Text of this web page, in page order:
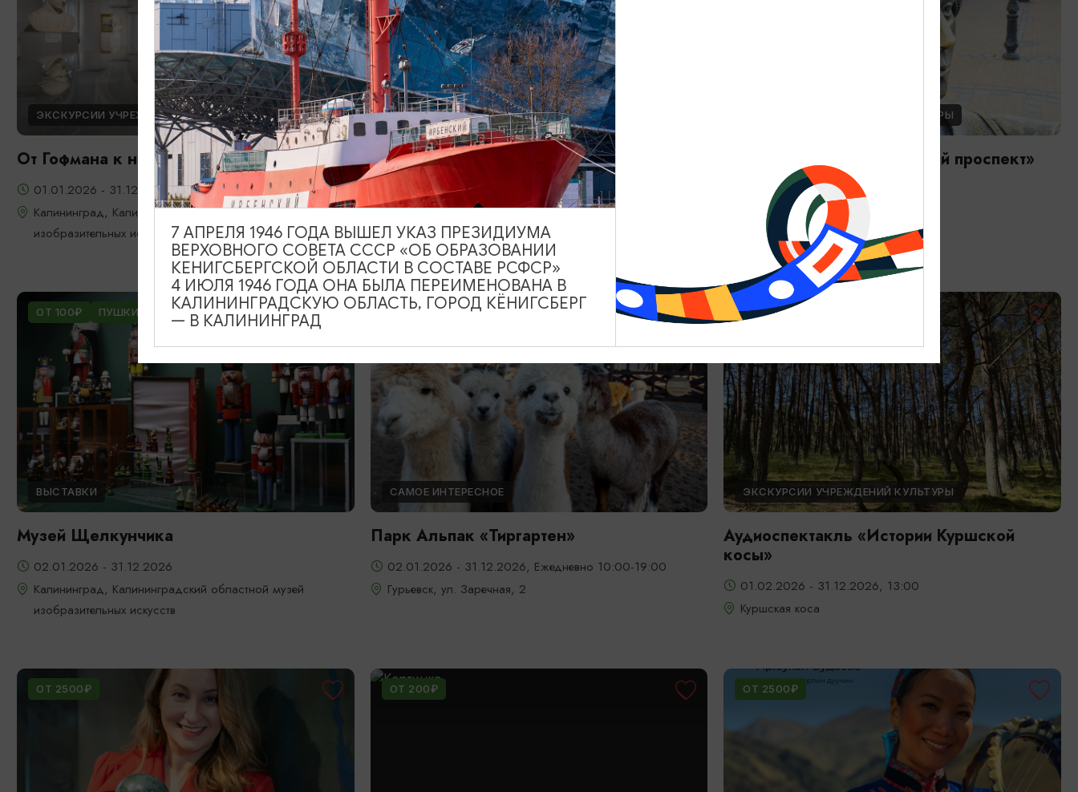
ЭКСКУРСИИ УЧРЕЖДЕНИЙ КУЛЬТУРЫ
От Гофмана к новой реальности
01.01.2026 - 31.12.2026
Калининград, Калининградский областной музей
изобразительных искусств
СПЕКТАКЛИ
Аудиоспектакль «Истории Рыбной
Деревни»
01.01.2026 - 31.12.2026, 14:00
Калининград
ЭКСКУРСИИ УЧРЕЖДЕНИЙ КУЛЬТУРЫ
Аудиоспектакль «Курортный проспект»
01.01.2026 - 31.12.2026, 13:00
Зеленоградск, ул. Тургенева, 1Б
ОТ 100₽ ПУШКИНСКАЯ КАРТА
ВЫСТАВКИ
Музей Щелкунчика
02.01.2026 - 31.12.2026
Калининград, Калининградский областной музей
изобразительных искусств
САМОЕ ИНТЕРЕСНОЕ
Парк Альпак «Тиргартен»
02.01.2026 - 31.12.2026, Ежедневно 10:00-19:00
Гурьевск, ул. Заречная, 2
ОТ 9000₽
ЭКСКУРСИИ УЧРЕЖДЕНИЙ КУЛЬТУРЫ
Аудиоспектакль «Истории Куршской
косы»
01.02.2026 - 31.12.2026, 13:00
Куршская коса
ОТ 2500₽ ОТ 200₽ ОТ 2500₽
7 АПРЕЛЯ 1946 ГОДА ВЫШЕЛ УКАЗ ПРЕЗИДИУМА
ВЕРХОВНОГО СОВЕТА СССР «ОБ ОБРАЗОВАНИИ
КЕНИГСБЕРГСКОЙ ОБЛАСТИ В СОСТАВЕ РСФСР»
4 ИЮЛЯ 1946 ГОДА ОНА БЫЛА ПЕРЕИМЕНОВАНА В
КАЛИНИНГРАДСКУЮ ОБЛАСТЬ, ГОРОД КЁНИГСБЕРГ
— В КАЛИНИНГРАД